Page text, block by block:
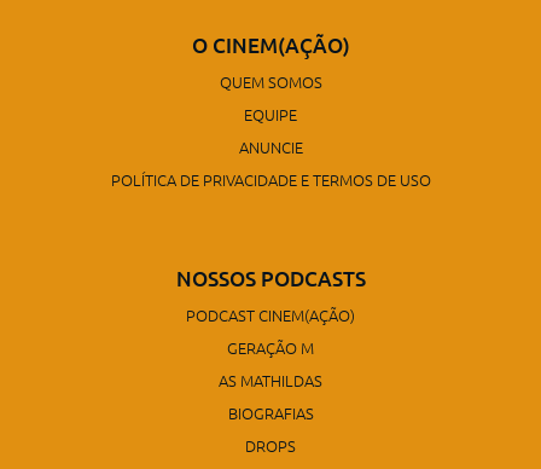
O CINEM(AÇÃO)
QUEM SOMOS
EQUIPE
ANUNCIE
POLÍTICA DE PRIVACIDADE E TERMOS DE USO
NOSSOS PODCASTS
PODCAST CINEM(AÇÃO)
GERAÇÃO M
AS MATHILDAS
BIOGRAFIAS
DROPS